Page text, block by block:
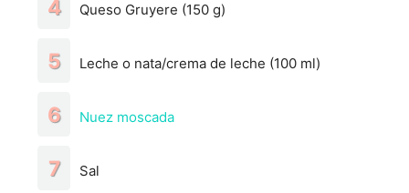
Queso Gruyere (150 g)
Leche o nata/crema de leche (100 ml)
Nuez moscada
Sal